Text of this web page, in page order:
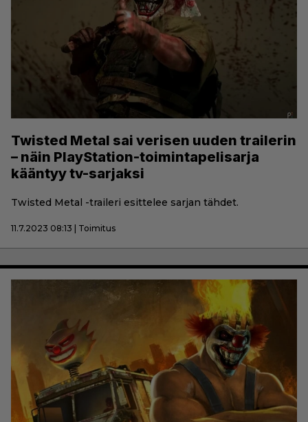
Twisted Metal sai verisen uuden trailerin
– näin PlayStation-toimintapelisarja
kääntyy tv-sarjaksi
Twisted Metal -traileri esittelee sarjan tähdet.
11.7.2023 08:13 | Toimitus